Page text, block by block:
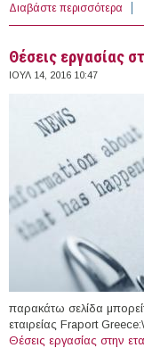
Διαβάστε περισσότερα
Θέσεις εργασίας
ΙΟΥΛ 14, 2016 10:47
παρακάτω σελίδα
εταιρείας Fraport Greece:\
Θέσεις εργασίας στην